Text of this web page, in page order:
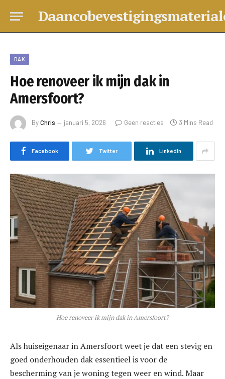
DAK
Hoe renoveer ik mijn dak in
Amersfoort?
ByChris januari 5, 2026 Geen reacties 3 Mins Read
Facebook Twitter LinkedIn
Hoe renoveer ik mijn dak in Amersfoort?
Als huiseigenaar in Amersfoort weet je dat een stevig en
goed onderhouden dak essentieel is voor de
bescherming van je woning tegen weer en wind. Maar